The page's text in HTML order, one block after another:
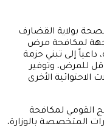
بولاية القضارف
لمكافحة مرض
داعياً إلى تبني حزمة
للمرض، وتوفير
الاحتوائية الأخرى
القومي لمكافحة
المتخصصة بالوزارة،